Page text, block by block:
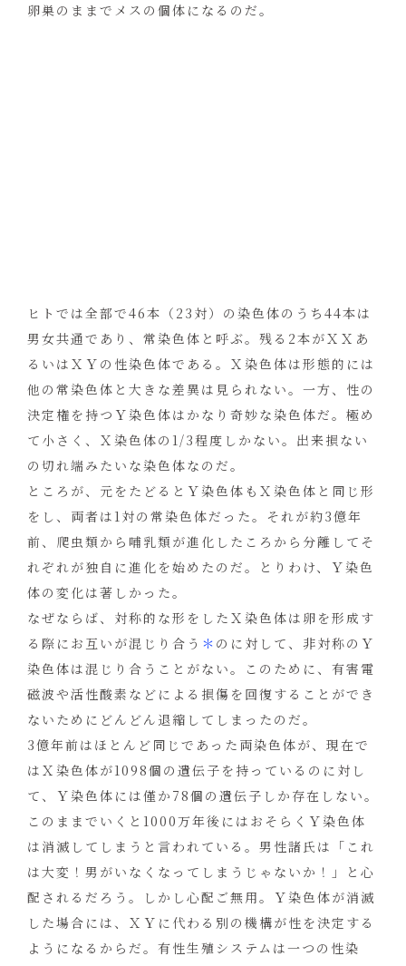
卵巣のままでメスの個体になるのだ。
ヒトでは全部で46本（23対）の染色体のうち44本は
男女共通であり、常染色体と呼ぶ。残る2本がＸＸあ
るいはＸＹの性染色体である。Ｘ染色体は形態的には
他の常染色体と大きな差異は見られない。一方、性の
決定権を持つＹ染色体はかなり奇妙な染色体だ。極め
て小さく、Ｘ染色体の1/3程度しかない。出来損ない
の切れ端みたいな染色体なのだ。
ところが、元をたどるとＹ染色体もＸ染色体と同じ形
をし、両者は1対の常染色体だった。それが約3億年
前、爬虫類から哺乳類が進化したころから分離してそ
れぞれが独自に進化を始めたのだ。とりわけ、Ｙ染色
体の変化は著しかった。
なぜならば、対称的な形をしたＸ染色体は卵を形成す
る際にお互いが混じり合う ＊ のに対して、非対称のＹ
染色体は混じり合うことがない。このために、有害電
磁波や活性酸素などによる損傷を回復することができ
ないためにどんどん退縮してしまったのだ。
3億年前はほとんど同じであった両染色体が、現在で
はＸ染色体が1098個の遺伝子を持っているのに対し
て、Ｙ染色体には僅か78個の遺伝子しか存在しない。
このままでいくと1000万年後にはおそらくＹ染色体
は消滅してしまうと言われている。男性諸氏は「これ
は大変！男がいなくなってしまうじゃないか！」と心
配されるだろう。しかし心配ご無用。Ｙ染色体が消滅
した場合には、ＸＹに代わる別の機構が性を決定する
ようになるからだ。有性生殖システムは一つの性染